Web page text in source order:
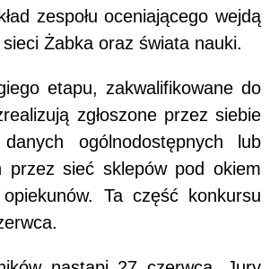
zespołu oceniającego wejdą
Żabka oraz świata nauki.
etapu, zakwalifikowane do
zgłoszone przez siebie
ogólnodostępnych lub
przez sieć sklepów pod okiem
Ta część konkursu